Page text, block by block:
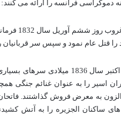
دموکراسی فرانسه را ارائه می کنند:
ششم آوریل سال 1832 فرمانده فرانسوی«رویگو» =
را قتل عام نمود و سپس سر قربانیان
« در اکتبر سال 1836
اسیر را به عنوان غنائم جنگی
به معرض فروش گذاشتند.
های ساکنان الجزیره را به آتش